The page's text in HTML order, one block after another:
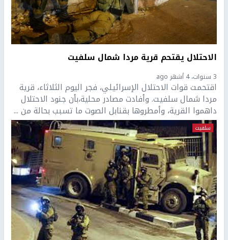
الاحتلال يقتحم قرية مردا شمال سلفيت
3 سنوات، 4 أشهر ago
اقتحمت قوات الاحتلال الإسرائيلي، فجر اليوم الثلاثاء، قرية
مردا شمال سلفيت. وأفادت مصادر محلية،بأن جنود الاحتلال
داهموا القرية، وأمطروها بقنابل الصوت ما تسبب بحالة من ...
سلفيت